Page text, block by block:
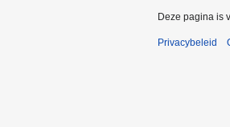
Deze pagina is
Privacybeleid